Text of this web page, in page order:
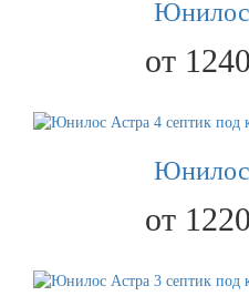
Юнилос
от
Юнилос
от